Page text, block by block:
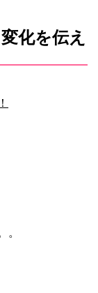
化を伝え
。